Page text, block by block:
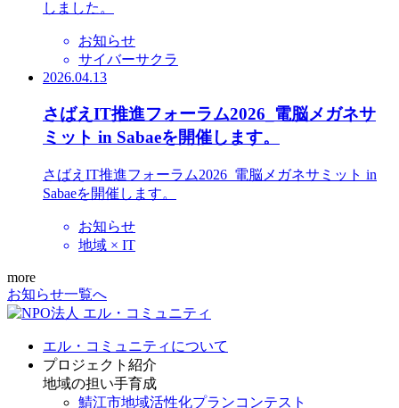
しました。
お知らせ
サイバーサクラ
2026.04.13
さばえIT推進フォーラム2026_電脳メガネサ
ミット in Sabaeを開催します。
さばえIT推進フォーラム2026_電脳メガネサミット in
Sabaeを開催します。
お知らせ
地域 × IT
more
お知らせ一覧へ
エル・コミュニティについて
プロジェクト紹介
地域の担い手育成
鯖江市地域活性化プランコンテスト